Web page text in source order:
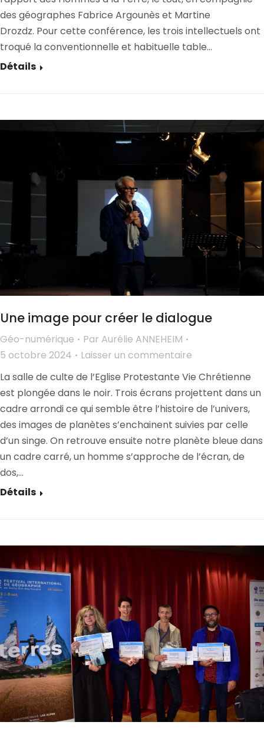
des géographes Fabrice Argounès et Martine
Drozdz. Pour cette conférence, les trois intellectuels ont
troqué la conventionnelle et habituelle table…
Détails
Une image pour créer le dialogue
Géo-numérique Par Aurélie ANNEHEIM
5 octobre 2024
Laisser un commentaire
La salle de culte de l’Eglise Protestante Vie Chrétienne
est plongée dans le noir. Trois écrans projettent dans un
cadre arrondi ce qui semble être l’histoire de l’univers,
des images de planètes s’enchainent suivies par celle
d’un singe. On retrouve ensuite notre planète bleue dans
un cadre carré, un homme s’approche de l’écran, de
dos,…
Détails